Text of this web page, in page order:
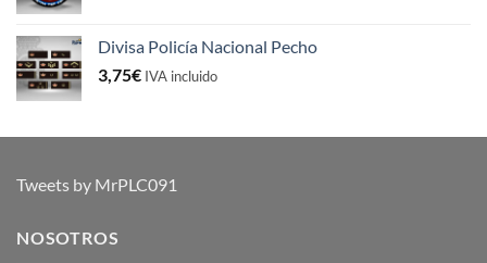
Divisa Policía Nacional Pecho
3,75€ IVA incluido
Tweets by MrPLC091
NOSOTROS